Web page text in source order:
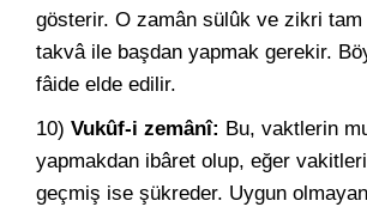
gösterir. O zamân sülûk ve zikri
takvâ ile başdan yapmak gerekir.
fâide elde edilir.
10) Vukûf-i zemânî: Bu, vaktlerin
yapmakdan ibâret olup, eğer
geçmiş ise şükreder. Uygun